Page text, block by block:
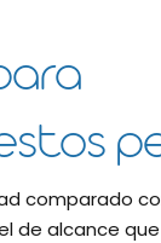
comparado
de alcance